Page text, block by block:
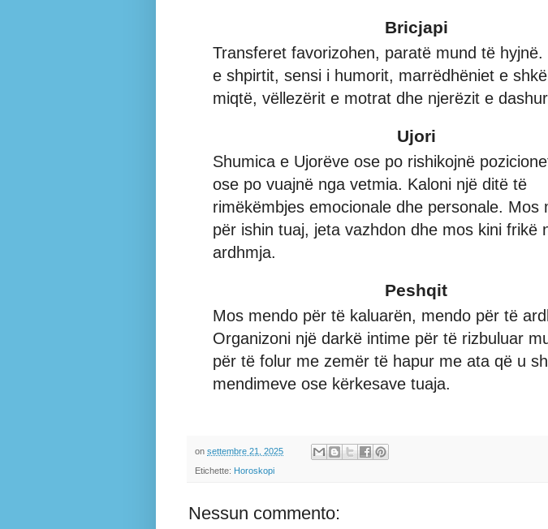
Bricjapi
Transferet favorizohen, paratë mund të hyjnë.
e shpirtit, sensi i humorit, marrëdhëniet e
miqtë, vëllezërit e motrat dhe njerëzit e
Ujori
Shumica e Ujorëve ose po rishikojnë
ose po vuajnë nga vetmia. Kaloni një ditë të
rimëkëmbjes emocionale dhe personale. Mos
për ishin tuaj, jeta vazhdon dhe mos kini frikë
ardhmja.
Peshqit
Mos mendo për të kaluarën, mendo për të
Organizoni një darkë intime për të rizbuluar
për të folur me zemër të hapur me ata që u
mendimeve ose kërkesave tuaja.
on settembre 21, 2025
Etichette: Horoskopi
Nessun commento: